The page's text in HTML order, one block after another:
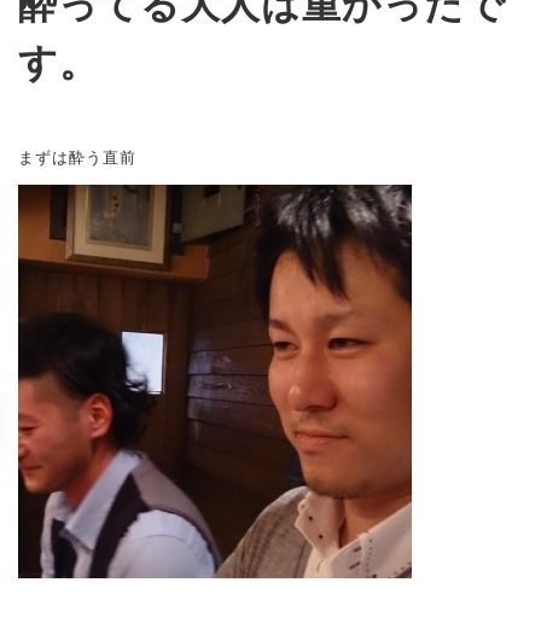
す。
まずは酔う直前